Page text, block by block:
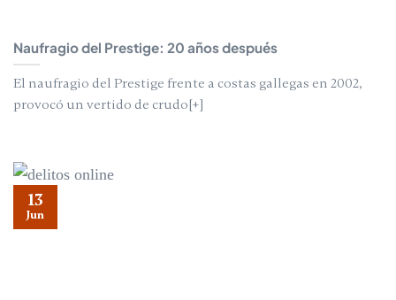
Naufragio del Prestige: 20 años después
El naufragio del Prestige frente a costas gallegas en 2002,
provocó un vertido de crudo[+]
13
Jun